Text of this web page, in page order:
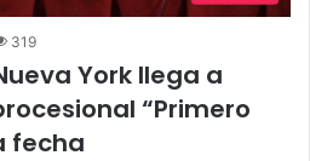
319
York llega a
“Primero
fecha